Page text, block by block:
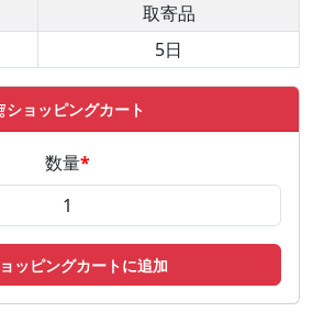
取寄品
5日
ショッピングカート
数量*
ッピングカートに追加